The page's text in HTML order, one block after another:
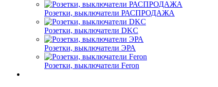
Розетки, выключатели РАСПРОДАЖА
Розетки, выключатели DKC
Розетки, выключатели ЭРА
Розетки, выключатели Feron